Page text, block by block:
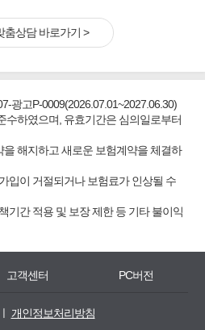
춤상담 바로가기 >
광고P-0009(2026.07.01~2027.06.30)
하였으며, 유효기간은 심의일로부터
해지하고 새로운 보험계약을 체결하
입이 거절되거나 보험료가 인상될 수
기간 적용 및 보장 제한 등 기타 불이익
고객센터 PC버전
개인정보처리방침